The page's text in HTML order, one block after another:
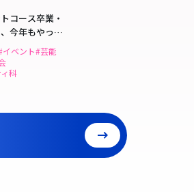
コース卒業・
今年もやって
イベント#芸能
科